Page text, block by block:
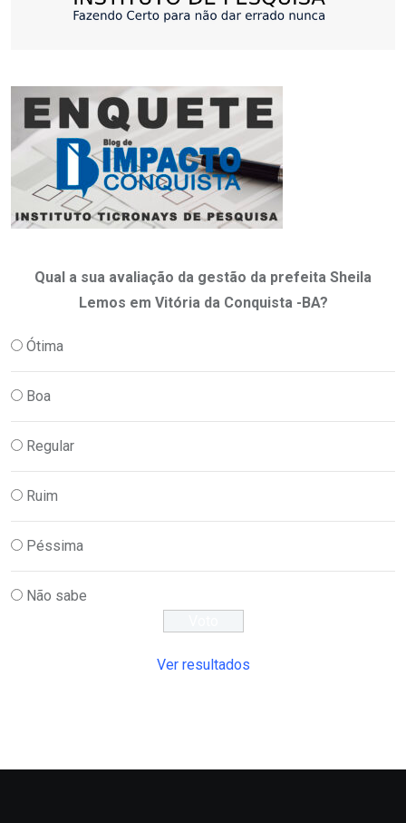
Qual a sua avaliação da gestão da prefeita Sheila
Lemos em Vitória da Conquista -BA?
Ótima
Boa
Regular
Ruim
Péssima
Não sabe
Ver resultados